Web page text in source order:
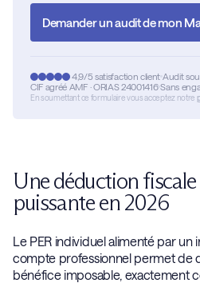
Demander un audit de mon
4,9/5 satisfaction client Audit
CIF agréé AMF · ORIAS 24001416 Sans
En soumettant ce formulaire vous acceptez notre
Une déduction
puissante en 2026
Le PER individuel alimenté par
compte professionnel permet de
bénéfice imposable, exactement